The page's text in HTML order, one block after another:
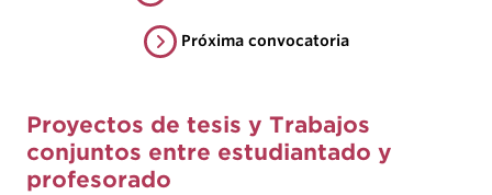
Próxima convocatoria
Proyectos de tesis y Trabajos
conjuntos entre estudiantado y
profesorado